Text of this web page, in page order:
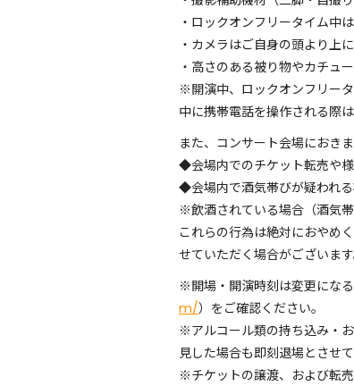
・ロックオンフリータイム中
・カメラはご自身の頭より上
・高さのある被り物やカ
※開演中、ロックオンフリー
中に携帯電話を操作される
また、コンサート会場におき
◆会場内でのチケット転売や
◆会場内で酒気帯びが疑われ
※飲酒されている場合（酒気
これらの行為は絶対におやめ
せていただく場合がござ
※開場・開演時刻は変更にな
m/）をご確認く
※アルコール類の持ち込み・
見した場合も即刻退場とさせて
※チケットの譲渡、および転